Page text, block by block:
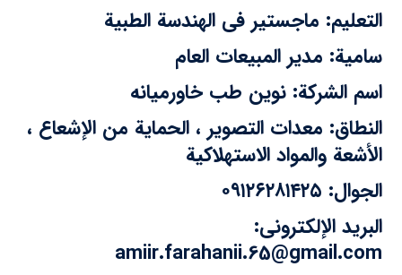
التعليم: ماجستير في الهندسة الطبية
سامية: مدير المبيعات العام
اسم الشركة: نوین طب خاورمیانه
النطاق: معدات التصوير ، الحماية من الإشعاع ،
الأشعة والمواد الاستهلاكية
الجوال: ۰۹۱۲۶۲۸۱۴۲۵
البريد الإلكتروني:
amiir.farahanii.65@gmail.com